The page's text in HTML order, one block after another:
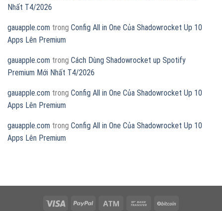
Nhất T4/2026
gauapple.com trong Config All in One Của Shadowrocket Up 10
Apps Lên Premium
gauapple.com trong Cách Dùng Shadowrocket up Spotify
Premium Mới Nhất T4/2026
gauapple.com trong Config All in One Của Shadowrocket Up 10
Apps Lên Premium
gauapple.com trong Config All in One Của Shadowrocket Up 10
Apps Lên Premium